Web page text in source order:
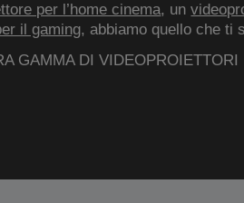
per l’home cinema, un
il gaming, abbiamo quello che ti
GAMMA DI VIDEOPROIETTORI